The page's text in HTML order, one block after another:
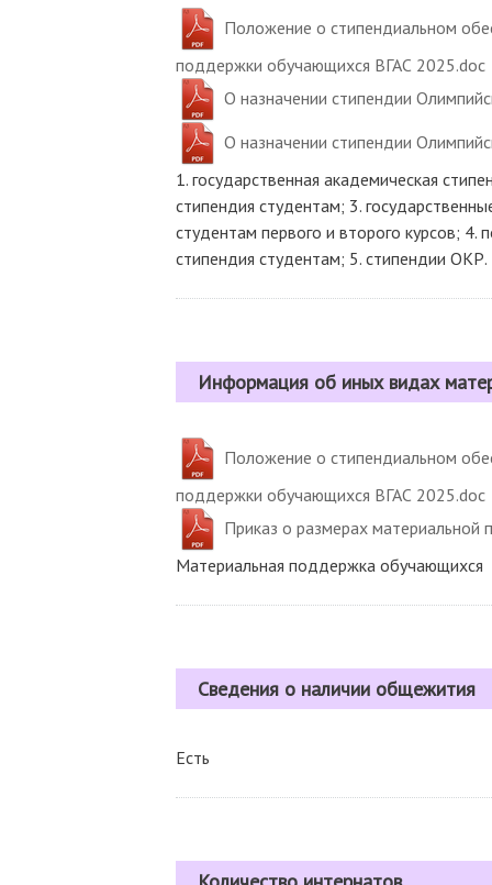
Положение о стипендиальном
поддержки обучающихся ВГАС 2025.doc
О назначении стипендии
О назначении стипендии
1. государственная академическая
стипендия студентам; 3.
студентам первого и второго курсов; 4.
стипендия студентам; 5. стипендии ОКР.
Информация об иных видах
Положение о стипендиальном
поддержки обучающихся ВГАС 2025.doc
Приказ о размерах материальной
Материальная поддержка обучающихся
Сведения о наличии общежития
Есть